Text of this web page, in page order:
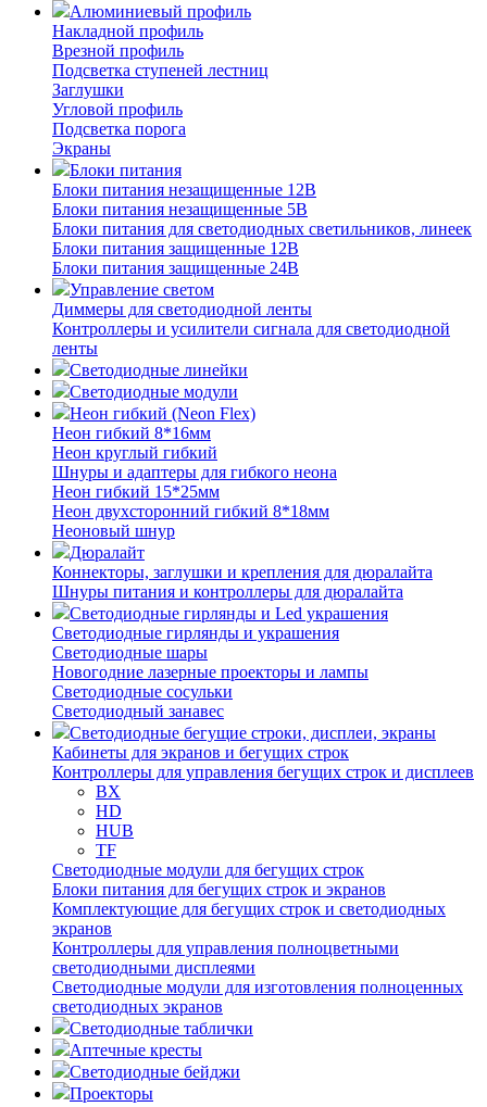
Алюминиевый профиль
Накладной профиль
Врезной профиль
Подсветка ступеней лестниц
Заглушки
Угловой профиль
Подсветка порога
Экраны
Блоки питания
Блоки питания незащищенные 12В
Блоки питания незащищенные 5В
Блоки питания для светодиодных светильников, линеек
Блоки питания защищенные 12В
Блоки питания защищенные 24В
Управление светом
Диммеры для светодиодной ленты
Контроллеры и усилители сигнала для светодиодной
ленты
Светодиодные линейки
Светодиодные модули
Неон гибкий (Neon Flex)
Неон гибкий 8*16мм
Неон круглый гибкий
Шнуры и адаптеры для гибкого неона
Неон гибкий 15*25мм
Неон двухсторонний гибкий 8*18мм
Неоновый шнур
Дюралайт
Коннекторы, заглушки и крепления для дюралайта
Шнуры питания и контроллеры для дюралайта
Светодиодные гирлянды и Led украшения
Светодиодные гирлянды и украшения
Светодиодные шары
Новогодние лазерные проекторы и лампы
Светодиодные сосульки
Светодиодный занавес
Светодиодные бегущие строки, дисплеи, экраны
Кабинеты для экранов и бегущих строк
Контроллеры для управления бегущих строк и дисплеев
BX
HD
HUB
TF
Светодиодные модули для бегущих строк
Блоки питания для бегущих строк и экранов
Комплектующие для бегущих строк и светодиодных
экранов
Контроллеры для управления полноцветными
светодиодными дисплеями
Светодиодные модули для изготовления полноценных
светодиодных экранов
Светодиодные таблички
Аптечные кресты
Светодиодные бейджи
Проекторы